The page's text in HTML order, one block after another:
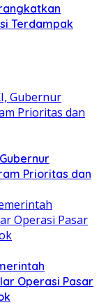
Terdampak
Prioritas dan
Operasi Pasar